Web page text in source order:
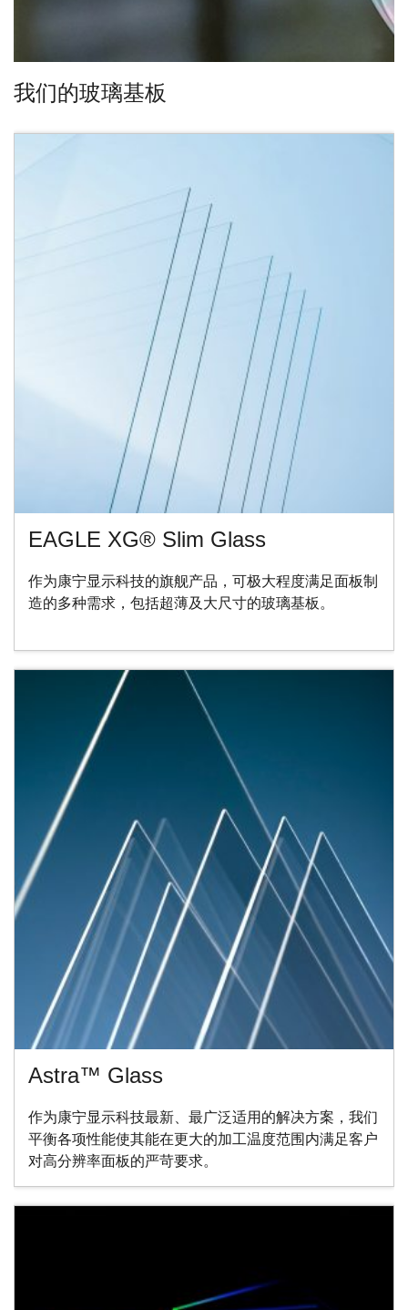
我们的玻璃基板
EAGLE XG® Slim Glass
作为康宁显示科技的旗舰产品，可极大程度满足面板制
造的多种需求，包括超薄及大尺寸的玻璃基板。
Astra™ Glass
作为康宁显示科技最新、最广泛适用的解决方案，我们
平衡各项性能使其能在更大的加工温度范围内满足客户
对高分辨率面板的严苛要求。